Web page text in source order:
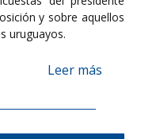
y sobre aquellos
uruguayos.
Leer más